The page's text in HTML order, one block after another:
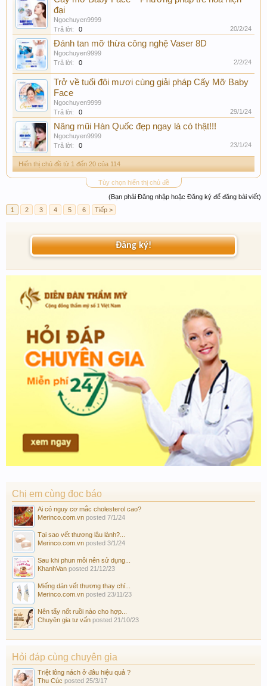
đại
Ngochuyen9999
Trả lời:
0 20/2/24
Đánh tan mỡ thừa công nghệ Vaser 8D
Ngochuyen9999
Trả lời:
0 2/2/24
Trở về tuổi đôi mươi cùng giải pháp Cấy Mỡ Baby
Face
Ngochuyen9999
Trả lời:
0 29/1/24
Nâng mũi Hàn Quốc đẹp ngay là có thật!!!
Ngochuyen9999
Trả lời:
0 23/1/24
Hiển thị chủ đề từ 1 đến 20 của 114
Tùy chọn hiển thị chủ đề
(Bạn phải Đăng nhập hoặc Đăng ký để đăng bài viết)
1
2 3 4 5 6 Tiếp >
Đăng ký!
Chị em cùng đọc báo
Ai có nguy cơ mắc cholesterol cao?
Merinco.com.vn posted 7/1/24
Tại sao vết thương lâu lành?...
Merinco.com.vn posted 3/1/24
Sau khi phun môi nên sử dụng...
KhanhVan posted 21/12/23
Miếng dán vết thương thay chỉ...
Merinco.com.vn posted 23/11/23
Nên tẩy nốt ruồi nào cho hợp...
Chuyên gia tư vấn posted 21/10/23
Hỏi đáp cùng chuyên gia
Triệt lông nách ở đâu hiệu quả ?
Thu Cúc posted 25/3/17